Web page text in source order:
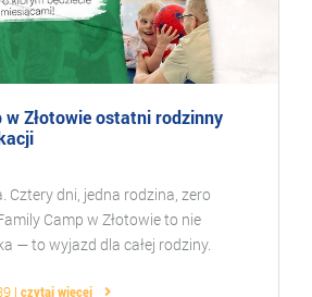
w Złotowie ostatni rodzinny
Cztery dni, jedna rodzina, zero
Camp w Złotowie to nie
— to wyjazd dla całej rodziny.
czytaj więcej